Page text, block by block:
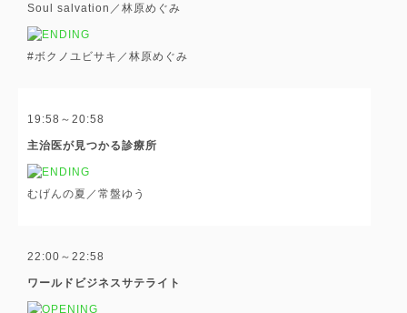
Soul salvation／林原めぐみ
#ボクノユビサキ／林原めぐみ
19:58～20:58
主治医が見つかる診療所
むげんの夏／常盤ゆう
22:00～22:58
ワールドビジネスサテライト